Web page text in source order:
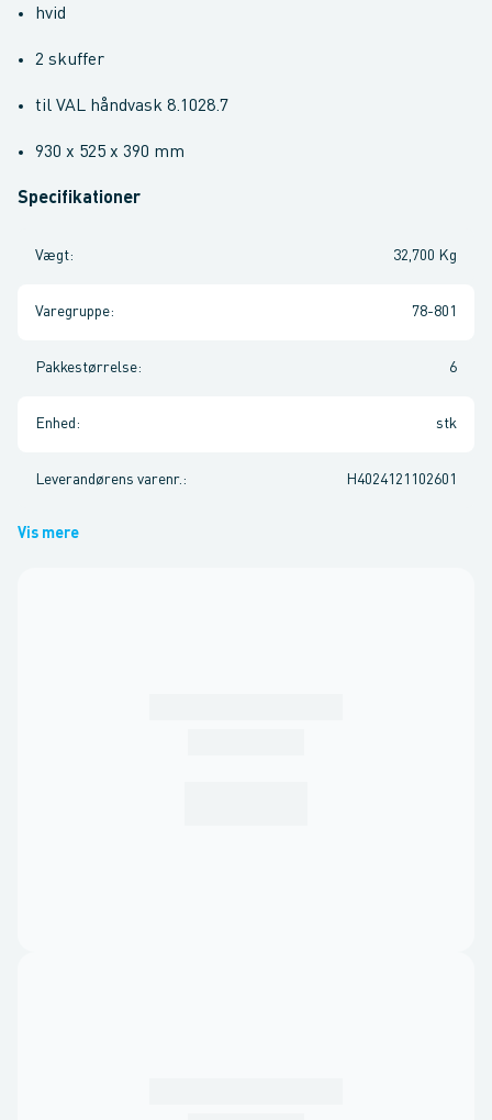
hvid
2 skuffer
til VAL håndvask 8.1028.7
930 x 525 x 390 mm
Specifikationer
Vægt: 32,700 Kg
Varegruppe: 78-801
Pakkestørrelse: 6
Enhed : stk
Leverandørens varenr. : H4024121102601
Vis mere